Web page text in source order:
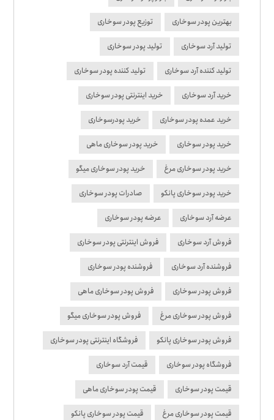
بهترین پودر سوخاری توزیع پودر سوخاری
تولید آرد سوخاری تولید پودر سوخاری
تولید کننده آرد سوخاری تولید کننده پودر سوخاری
خرید آرد سوخاری خرید اینترنتی پودر سوخاری
خرید عمده پودر سوخاری خرید پودرسوخاری
خرید پودر سوخاری خرید پودر سوخاری ماهی
خرید پودر سوخاری مرغ خرید پودر سوخاری میگو
خرید پودر سوخاری پانکو صادرات پودر سوخاری
عرضه آرد سوخاری عرضه پودر سوخاری
فروش آرد سوخاری فروش اینترنتی پودر سوخاری
فروشنده آرد سوخاری فروشنده پودر سوخاری
فروش پودر سوخاری فروش پودر سوخاری ماهی
فروش پودر سوخاری مرغ فروش پودر سوخاری میگو
فروش پودر سوخاری پانکو فروشگاه اینترنتی پودر سوخاری
فروشگاه پودر سوخاری قیمت آرد سوخاری
قیمت پودر سوخاری قیمت پودر سوخاری ماهی
قیمت پودر سوخاری مرغ قیمت پودر سوخاری پانکو